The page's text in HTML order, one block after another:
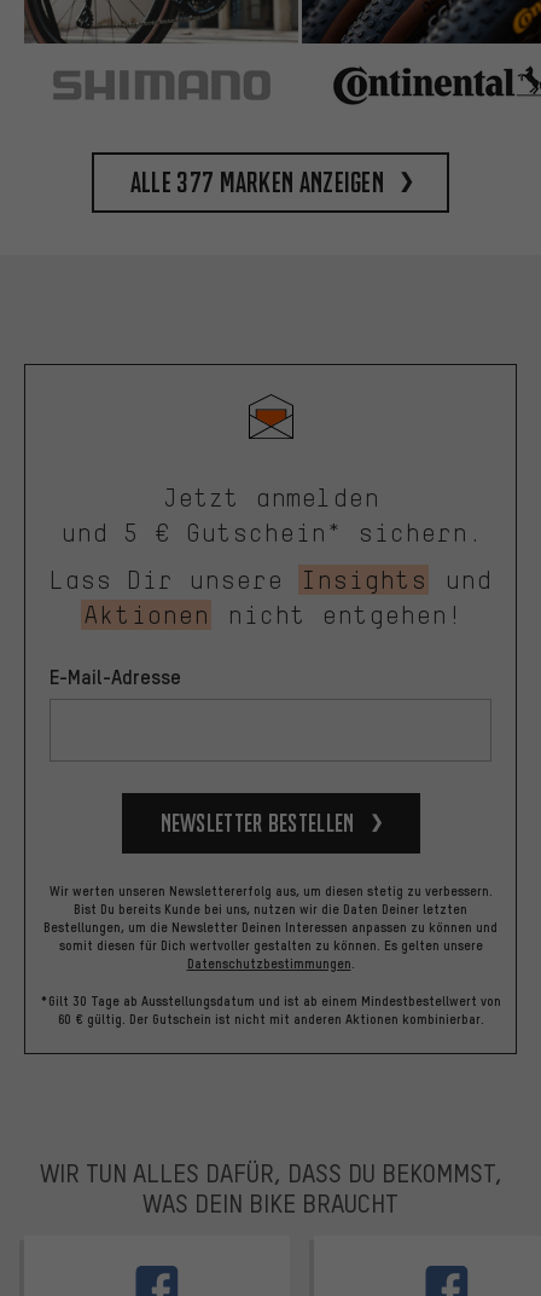
Alle 377 Marken anzeigen
Jetzt anmelden
und 5 € Gutschein* sichern.
Lass Dir unsere
Insights
und
Aktionen
nicht entgehen!
E-Mail-Adresse
Newsletter bestellen
Wir werten unseren Newslettererfolg aus, um diesen stetig zu verbessern.
Bist Du bereits Kunde bei uns, nutzen wir die Daten Deiner letzten
Bestellungen, um die Newsletter Deinen Interessen anpassen zu können und
somit diesen für Dich wertvoller gestalten zu können. Es gelten unsere
Datenschutzbestimmungen.
*Gilt 30 Tage ab Ausstellungsdatum und ist ab einem Mindestbestellwert von
60 € gültig. Der Gutschein ist nicht mit anderen Aktionen kombinierbar.
WIR TUN ALLES DAFÜR, DASS DU BEKOMMST,
WAS DEIN BIKE BRAUCHT